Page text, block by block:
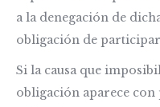
a la denegación de
obligación de
Si la causa que
obligación aparece